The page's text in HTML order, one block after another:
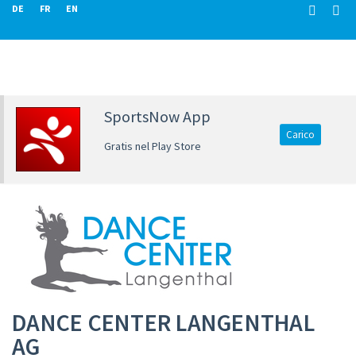
DE FR EN
SportsNow App
Gratis nel Play Store
Carico
DANCE CENTER LANGENTHAL
AG